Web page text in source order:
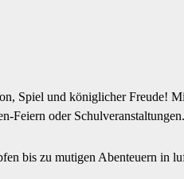
Spiel und königlicher Freude!
Feiern oder
bis zu mutigen Abenteuern in